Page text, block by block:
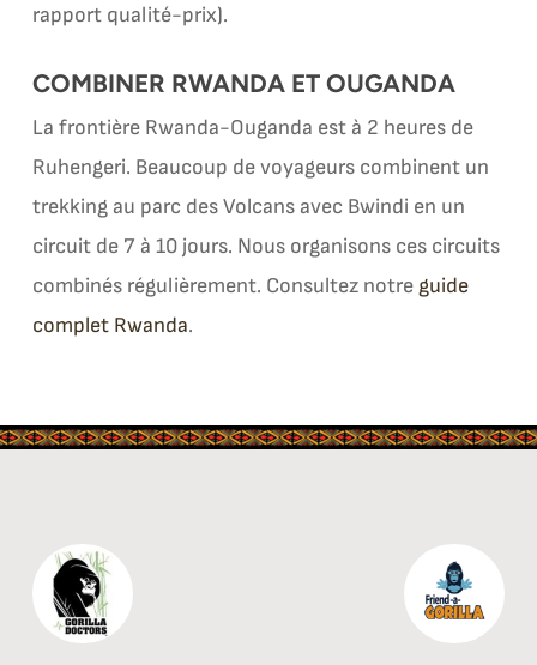
rapport qualité-prix).
COMBINER RWANDA ET OUGANDA
La frontière Rwanda-Ouganda est à 2 heures de
Ruhengeri. Beaucoup de voyageurs combinent un
trekking au parc des Volcans avec Bwindi en un
circuit de 7 à 10 jours. Nous organisons ces circuits
combinés régulièrement. Consultez notre guide
complet Rwanda.